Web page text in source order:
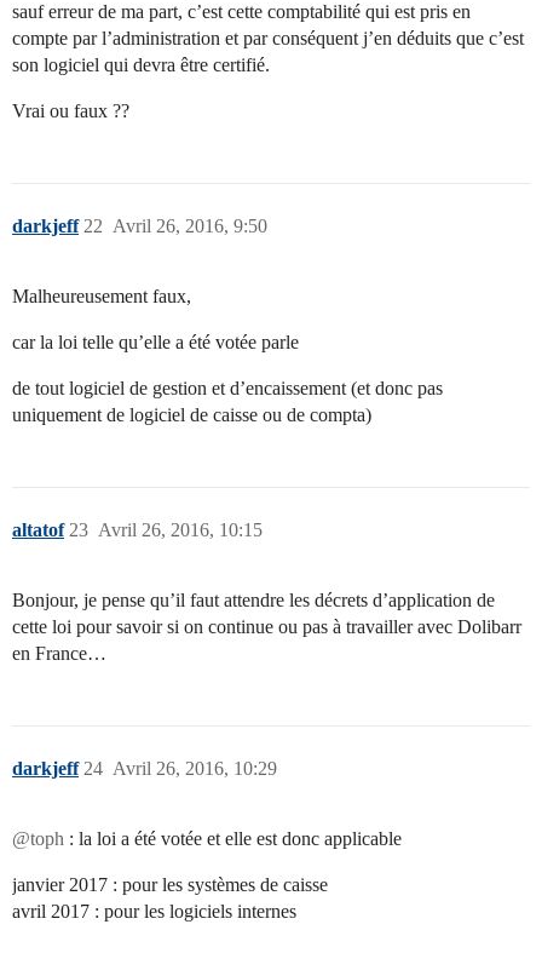
sauf erreur de ma part, c’est cette comptabilité qui est pris en
compte par l’administration et par conséquent j’en déduits que c’est
son logiciel qui devra être certifié.
Vrai ou faux ??
darkjeff Avril 26, 2016, 9:50
22
Malheureusement faux,
car la loi telle qu’elle a été votée parle
de tout logiciel de gestion et d’encaissement (et donc pas
uniquement de logiciel de caisse ou de compta)
altatof Avril 26, 2016, 10:15
23
Bonjour, je pense qu’il faut attendre les décrets d’application de
cette loi pour savoir si on continue ou pas à travailler avec Dolibarr
en France…
darkjeff Avril 26, 2016, 10:29
24
@toph : la loi a été votée et elle est donc applicable
janvier 2017 : pour les systèmes de caisse
avril 2017 : pour les logiciels internes